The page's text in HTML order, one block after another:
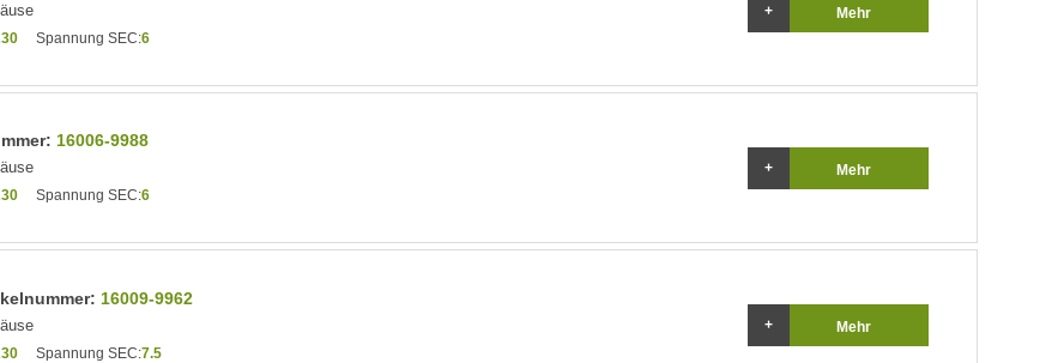
Spannung SEC:6
Mehr
16006-9988
Spannung SEC:6
Mehr
16009-9962
Spannung SEC:7.5
Mehr